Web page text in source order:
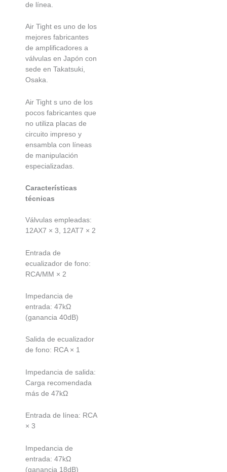
de línea.
Air Tight es uno de los
mejores fabricantes
de amplificadores a
válvulas en Japón con
sede en Takatsuki,
Osaka.
Air Tight s uno de los
pocos fabricantes que
no utiliza placas de
circuito impreso y
ensambla con líneas
de manipulación
especializadas.
Características
técnicas
Válvulas empleadas:
12AX7 × 3, 12AT7 × 2
Entrada de
ecualizador de fono:
RCA/MM × 2
Impedancia de
entrada: 47kΩ
(ganancia 40dB)
Salida de ecualizador
de fono: RCA × 1
Impedancia de salida:
Carga recomendada
más de 47kΩ
Entrada de línea: RCA
× 3
Impedancia de
entrada: 47kΩ
(ganancia 18dB)